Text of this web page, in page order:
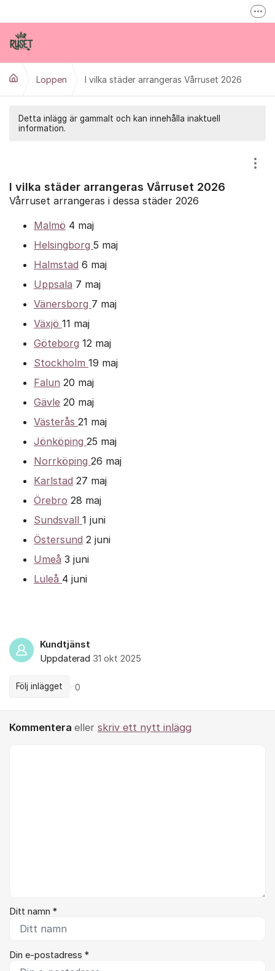
info@varruset.se
Loppen I vilka städer arrangeras Vårruset 2026
Detta inlägg är gammalt och kan innehålla inaktuell
information.
I vilka städer arrangeras Vårruset 2026
Vårruset arrangeras i dessa städer 2026
Malmö 4 maj
Helsingborg 5 maj
Halmstad 6 maj
Uppsala 7 maj
Vänersborg 7 maj
Växjö 11 maj
Göteborg 12 maj
Stockholm 19 maj
Falun 20 maj
Gävle 20 maj
Västerås 21 maj
Jönköping 25 maj
Norrköping 26 maj
Karlstad 27 maj
Örebro 28 maj
Sundsvall 1 juni
Östersund 2 juni
Umeå 3 juni
Luleå 4 juni
Kundtjänst
Uppdaterad 31 okt 2025
Följ inlägget 0
Kommentera eller skriv ett nytt inlägg
Ditt namn *
Din e-postadress *